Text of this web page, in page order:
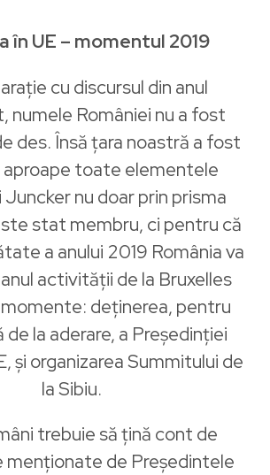
în UE – momentul 2019
cu discursul din anul
numele României nu a fost
des. Însă țara noastră a fost
toate elementele
Juncker nu doar prin prisma
stat membru, ci pentru că
a anului 2019 România va
activității de la Bruxelles
deținerea, pentru
la aderare, a Președinției
și organizarea Summitului de
la Sibiu.
trebuie să țină cont de
menționate de Președintele